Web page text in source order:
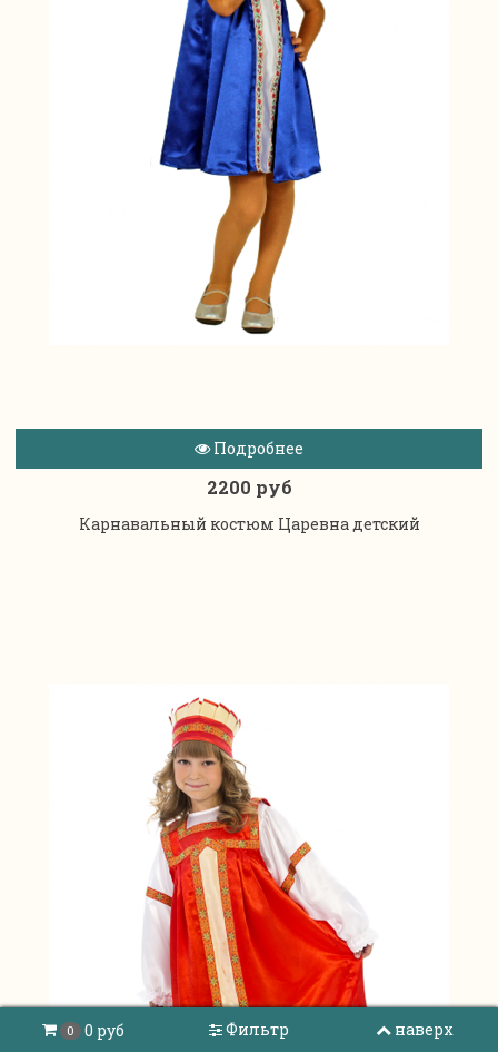
Подробнее
2200 руб
Карнавальный костюм Царевна детский
0 0 руб Фильтр наверх